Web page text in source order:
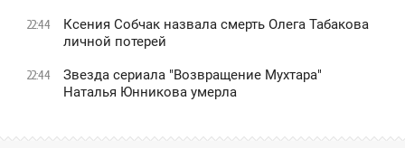
22:44
Ксения Собчак назвала смерть Олега Табакова
личной потерей
22:44
Звезда сериала "Возвращение Мухтара"
Наталья Юнникова умерла